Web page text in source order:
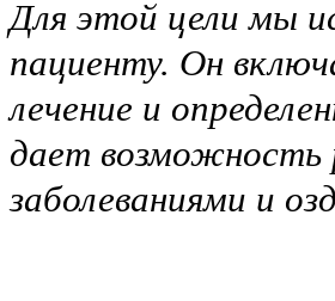
Для этой цели мы
пациенту. Он
лечение и
дает возможность
заболеваниями и